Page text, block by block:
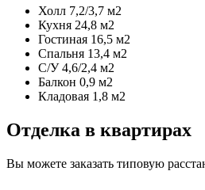
Холл 7,2/3,7 м2
Кухня 24,8 м2
Гостиная 16,5 м2
Спальня 13,4 м2
С/У 4,6/2,4 м2
Балкон 0,9 м2
Кладовая 1,8 м2
Отделка в квартирах
Вы можете заказать типовую